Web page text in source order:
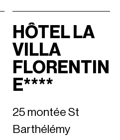
HÔTEL LA
VILLA
FLORENTIN
E****
25 montée St
Barthélémy